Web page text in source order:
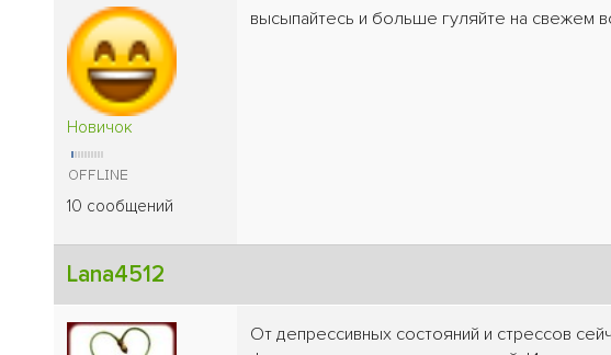
Новичок
10 сообщений
высыпайтесь и больше гуляйте на свежем
Lana4512
От депрессивных состояний и стрессов